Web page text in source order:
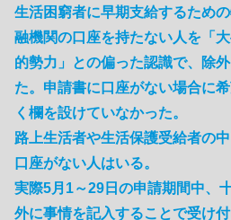
生活困窮者に早期支給するため
融機関の口座を持たない人を「
的勢力」との偏った認識で、除
た。申請書に口座がない場合に
く欄を設けていなかった。
路上生活者や生活保護受給者の
口座がない人はいる。
実際5月1～29日の申請期間中、
外に事情を記入することで受け